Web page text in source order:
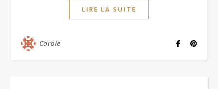
LIRE LA SUITE
Carole